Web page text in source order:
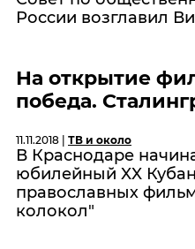
России возглавил
На открытие
победа.
11.11.2018 | ТВ и около
В Краснодаре
юбилейный XX
православных
колокол"